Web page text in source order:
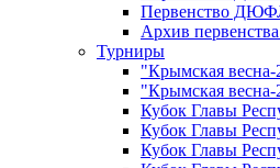
Первенство
Архив
Турниры
"Крымская весна-
"Крымская весна-
Кубок Главы
Кубок Главы
Кубок Главы